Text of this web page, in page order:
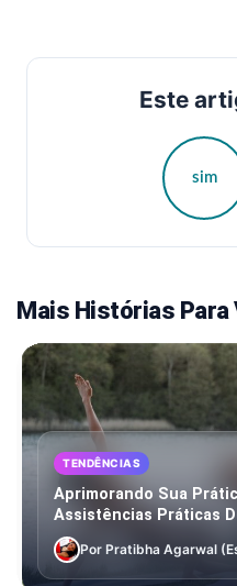
Este
sim
Mais Histórias Para
TENDÊNCIAS
Aprimorando Sua
Assistências Práticas
Por Pratibha Agarwal